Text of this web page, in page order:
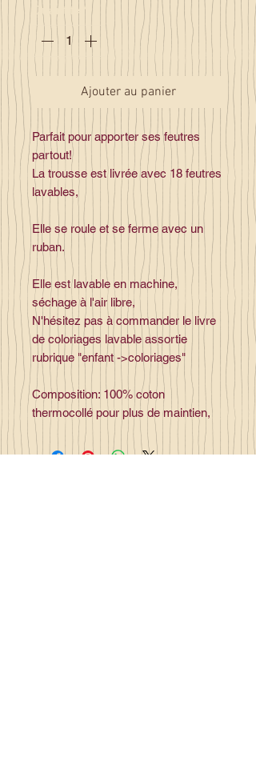
Quantité *
Ajouter au panier
Parfait pour apporter ses feutres
partout!
La trousse est livrée avec 18 feutres
lavables,
Elle se roule et se ferme avec un
ruban.
Elle est lavable en machine,
séchage à l'air libre,
N'hésitez pas à commander le livre
de coloriages lavable assortie
rubrique "enfant ->coloriages"
Composition: 100% coton
thermocollé pour plus de maintien,